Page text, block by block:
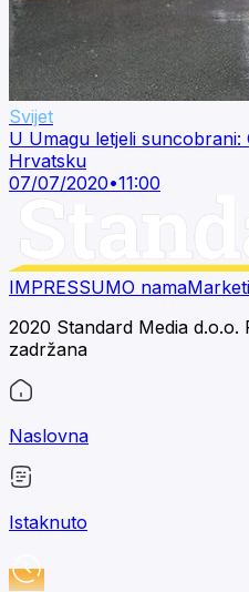
Svijet
U Umagu letjeli
Hrvatsku
07/07/2020•11:00
IMPRESSUMO nama
2020 Standard Media d.o.o.
zadržana
Naslovna
Istaknuto